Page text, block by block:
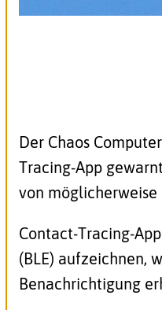
Der Chaos
Tracing-App
von
Contact-Tracing-
(BLE) aufzeichnen,
Benachrichtigung